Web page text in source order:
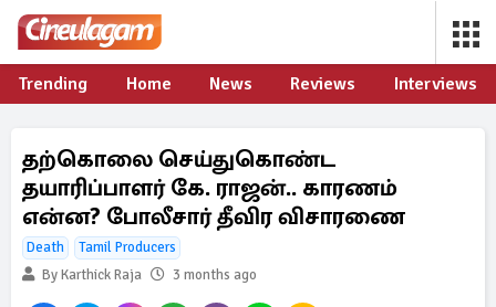
Trending Home News Reviews Interviews
தற்கொலை செய்துகொண்ட
தயாரிப்பாளர் கே. ராஜன்.. காரணம்
என்ன? போலீசார் தீவிர விசாரணை
Death
Tamil Producers
By Karthick Raja
3 months ago